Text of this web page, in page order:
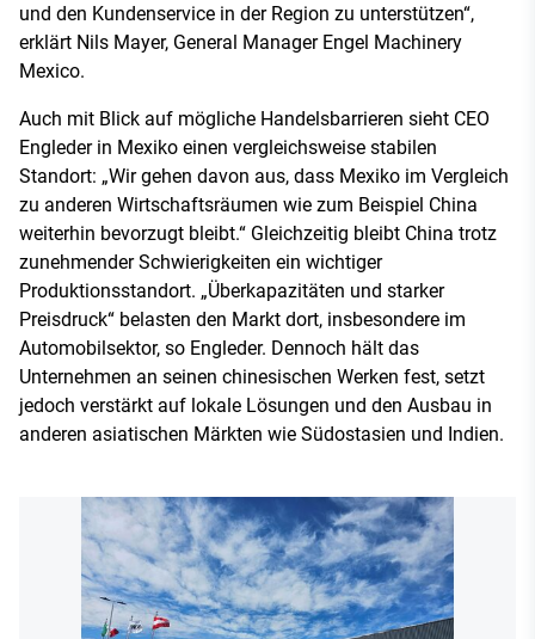
und den Kundenservice in der Region zu unterstützen“,
erklärt Nils Mayer, General Manager Engel Machinery
Mexico.
Auch mit Blick auf mögliche Handelsbarrieren sieht CEO
Engleder in Mexiko einen vergleichsweise stabilen
Standort: „Wir gehen davon aus, dass Mexiko im Vergleich
zu anderen Wirtschaftsräumen wie zum Beispiel China
weiterhin bevorzugt bleibt.“ Gleichzeitig bleibt China trotz
zunehmender Schwierigkeiten ein wichtiger
Produktionsstandort. „Überkapazitäten und starker
Preisdruck“ belasten den Markt dort, insbesondere im
Automobilsektor, so Engleder. Dennoch hält das
Unternehmen an seinen chinesischen Werken fest, setzt
jedoch verstärkt auf lokale Lösungen und den Ausbau in
anderen asiatischen Märkten wie Südostasien und Indien.